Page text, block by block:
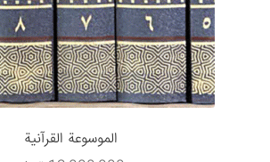
الموسوعة القرآنیة